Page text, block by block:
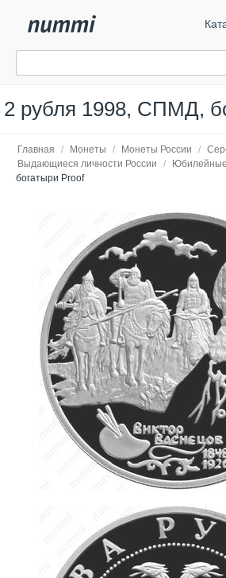
2 рубля 1998, СПМД,
Главная / Монеты / Монеты России /
Выдающиеся личности России
/ Юбилейные
богатыри Proof